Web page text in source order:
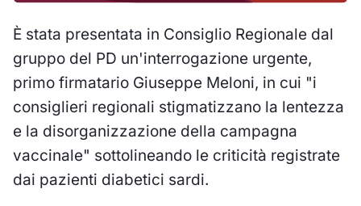
È stata presentata in Consiglio Regionale dal
gruppo del PD un'interrogazione urgente,
primo firmatario Giuseppe Meloni, in cui "i
consiglieri regionali stigmatizzano la lentezza
e la disorganizzazione della campagna
vaccinale" sottolineando le criticità registrate
dai pazienti diabetici sardi.